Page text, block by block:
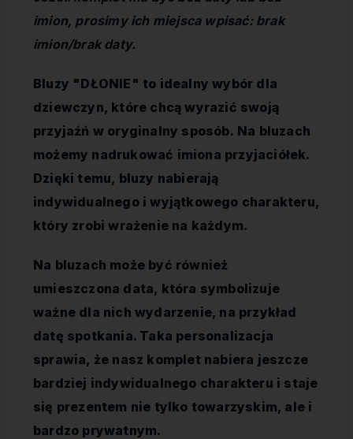
imion, prosimy ich miejsca wpisać: brak
imion/brak daty.
Bluzy "DŁONIE" to idealny wybór dla
dziewczyn, które chcą wyrazić swoją
przyjaźń w oryginalny sposób. Na bluzach
możemy nadrukować imiona przyjaciółek.
Dzięki temu, bluzy nabierają
indywidualnego i wyjątkowego charakteru,
który zrobi wrażenie na każdym.
Na bluzach może być również
umieszczona data, która symbolizuje
ważne dla nich wydarzenie, na przykład
datę spotkania. Taka personalizacja
sprawia, że nasz komplet nabiera jeszcze
bardziej indywidualnego charakteru i staje
się prezentem nie tylko towarzyskim, ale i
bardzo prywatnym.